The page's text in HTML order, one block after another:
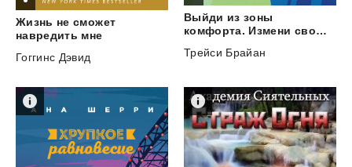
Жизнь не сможет
навредить мне
Гоггинс Дэвид
Выйди из зоны
комфорта. Измени свою жизнь. 21 метод повышения личной эффективности
Трейси Брайан